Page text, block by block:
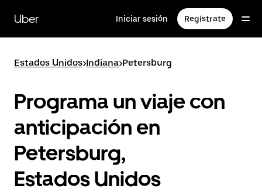
contenido
principal
Uber Iniciar sesión Regístrate
Estados Unidos>Indiana>Petersburg
Programa un viaje con
anticipación en
Petersburg,
Estados Unidos